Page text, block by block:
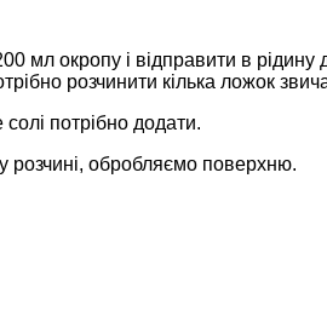
мл окропу і відправити в
розчинити кілька ложок
потрібно додати.
розчині, обробляємо поверхню.